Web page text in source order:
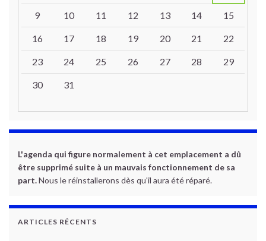
9 10 11 12 13 14 15
16 17 18 19 20 21 22
23 24 25 26 27 28 29
30 31
L'agenda qui figure normalement à cet emplacement a dû
être supprimé suite à un mauvais fonctionnement de sa
part.Nous le réinstallerons dès qu'il aura été réparé.
ARTICLES RÉCENTS